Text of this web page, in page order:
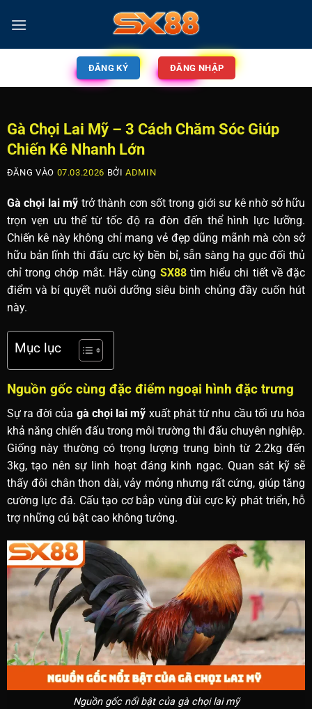
ĐĂNG KÝ ĐĂNG NHẬP
Gà Chọi Lai Mỹ – 3 Cách Chăm Sóc Giúp
Chiến Kê Nhanh Lớn
ĐĂNG VÀO 07.03.2026 BỞIADMIN
Gà chọi lai mỹ trở thành cơn sốt trong giới sư kê nhờ sở hữu
trọn vẹn ưu thế từ tốc độ ra đòn đến thể hình lực lưỡng.
Chiến kê này không chỉ mang vẻ đẹp dũng mãnh mà còn sở
hữu bản lĩnh thi đấu cực kỳ bền bỉ, sẵn sàng hạ gục đối thủ
chỉ trong chớp mắt. Hãy cùng SX88tìm hiểu chi tiết về đặc
điểm và bí quyết nuôi dưỡng siêu binh chủng đầy cuốn hút
này.
Mục lục
Nguồn gốc cùng đặc điểm ngoại hình đặc trưng
Sự ra đời của gà chọi lai mỹ xuất phát từ nhu cầu tối ưu hóa
khả năng chiến đấu trong môi trường thi đấu chuyên nghiệp.
Giống này thường có trọng lượng trung bình từ 2.2kg đến
3kg, tạo nên sự linh hoạt đáng kinh ngạc. Quan sát kỹ sẽ
thấy đôi chân thon dài, vảy mỏng nhưng rất cứng, giúp tăng
cường lực đá. Cấu tạo cơ bắp vùng đùi cực kỳ phát triển, hỗ
trợ những cú bật cao không tưởng.
Nguồn gốc nổi bật của gà chọi lai mỹ